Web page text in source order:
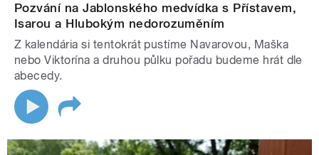
Pozvání na Jablonského medvídka s Přístavem,
Isarou a Hlubokým nedorozuměním
Z kalendária si tentokrát pustíme Navarovou, Maška
nebo Viktorína a druhou půlku pořadu budeme hrát dle
abecedy.